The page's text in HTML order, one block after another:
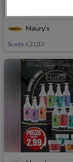
Maury's
Scade il 31/12